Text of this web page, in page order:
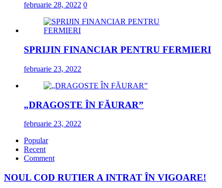
februarie 28, 2022 0
SPRIJIN FINANCIAR PENTRU FERMIERI
februarie 23, 2022
„DRAGOSTE ÎN FĂURAR”
februarie 23, 2022
Popular
Recent
Comment
NOUL COD RUTIER A INTRAT ÎN VIGOARE!